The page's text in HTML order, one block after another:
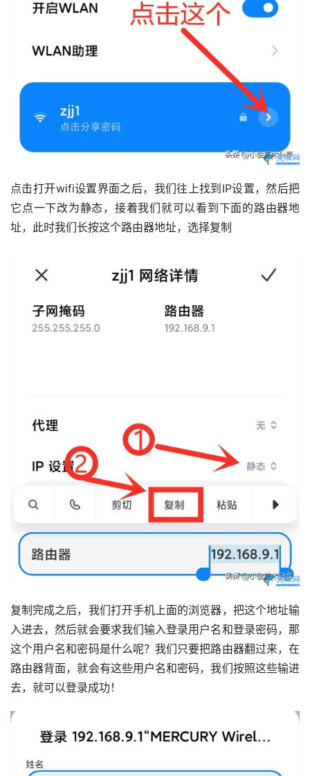
点击打开wifi设置界面之后，我们往上找到IP设置，然后把
它点一下改为静态，接着我们就可以看到下面的路由器地
址，此时我们长按这个路由器地址，选择复制
复制完成之后，我们打开手机上面的浏览器，把这个地址输
入进去，然后就会要求我们输入登录用户名和登录密码，那
这个用户名和密码是什么呢？我们只要把路由器翻过来，在
路由器背面，就会有这些用户名和密码，我们按照这些输进
去，就可以登录成功！